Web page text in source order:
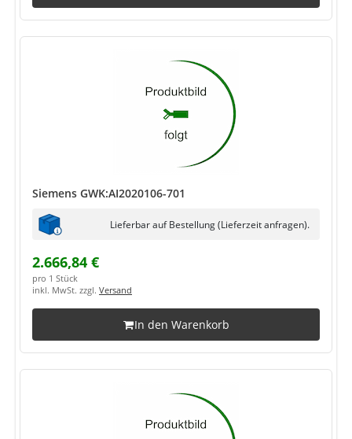
Siemens GWK:AI2020106-701
Lieferbar auf Bestellung (Lieferzeit anfragen).
2.666,84 €
pro 1 Stück
inkl. MwSt. zzgl. Versand
In den Warenkorb